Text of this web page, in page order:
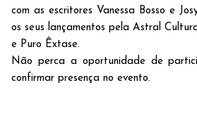
com as escritores Vanessa Bosso e
os seus lançamentos pela Astral
e Puro Êxtase.
Não perca a oportunidade de
confirmar presença no evento.